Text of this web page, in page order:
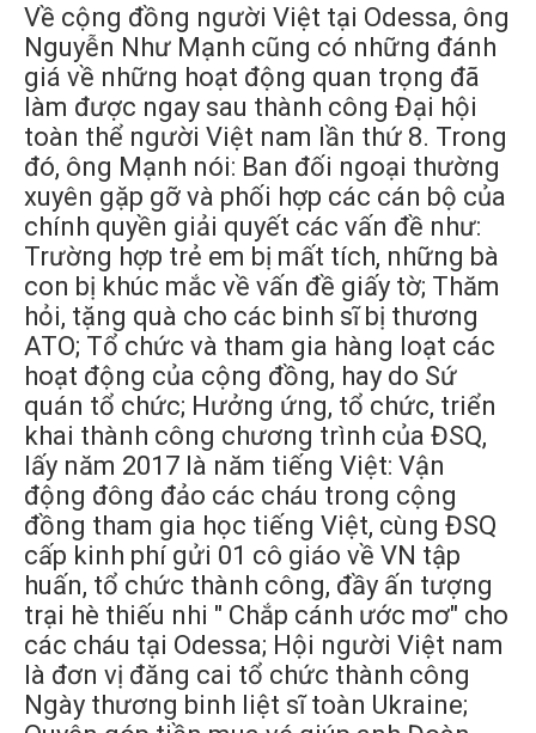
Về cộng đồng người Việt tại Odessa, ông
Nguyễn Như Mạnh cũng có những đánh
giá về những hoạt động quan trọng đã
làm được ngay sau thành công Đại hội
toàn thể người Việt nam lần thứ 8. Trong
đó, ông Mạnh nói: Ban đối ngoại thường
xuyên gặp gỡ và phối hợp các cán bộ của
chính quyền giải quyết các vấn đề như:
Trường hợp trẻ em bị mất tích, những bà
con bị khúc mắc về vấn đề giấy tờ; Thăm
hỏi, tặng quà cho các binh sĩ bị thương
ATO; Tổ chức và tham gia hàng loạt các
hoạt động của cộng đồng, hay do Sứ
quán tổ chức; Hưởng ứng, tổ chức, triển
khai thành công chương trình của ĐSQ,
lấy năm 2017 là năm tiếng Việt: Vận
động đông đảo các cháu trong cộng
đồng tham gia học tiếng Việt, cùng ĐSQ
cấp kinh phí gửi 01 cô giáo về VN tập
huấn, tổ chức thành công, đầy ấn tượng
trại hè thiếu nhi " Chắp cánh ước mơ" cho
các cháu tại Odessa; Hội người Việt nam
là đơn vị đăng cai tổ chức thành công
Ngày thương binh liệt sĩ toàn Ukraine;